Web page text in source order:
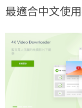
最適合中文使